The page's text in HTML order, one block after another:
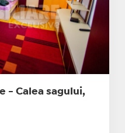
- Calea sagului,